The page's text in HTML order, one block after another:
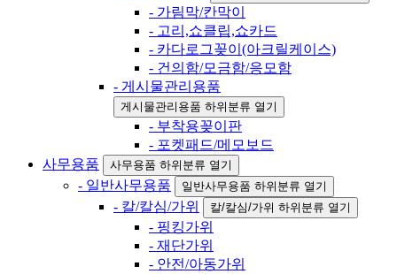
- 가림막/칸막이
- 고리,쇼클립,쇼카드
- 카다로그꽂이(아크릴케이스)
- 건의함/모금함/응모함
- 게시물관리용품
게시물관리용품 하위분류 열기
- 부착용꽂이판
- 포켓패드/메모보드
사무용품
사무용품 하위분류 열기
- 일반사무용품 일반사무용품 하위분류 열기
- 칼/칼심/가위 칼/칼심/가위 하위분류 열기
- 핑킹가위
- 재단가위
- 안전/아동가위